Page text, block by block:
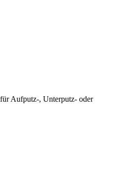
Aufputz-, Unterputz- oder